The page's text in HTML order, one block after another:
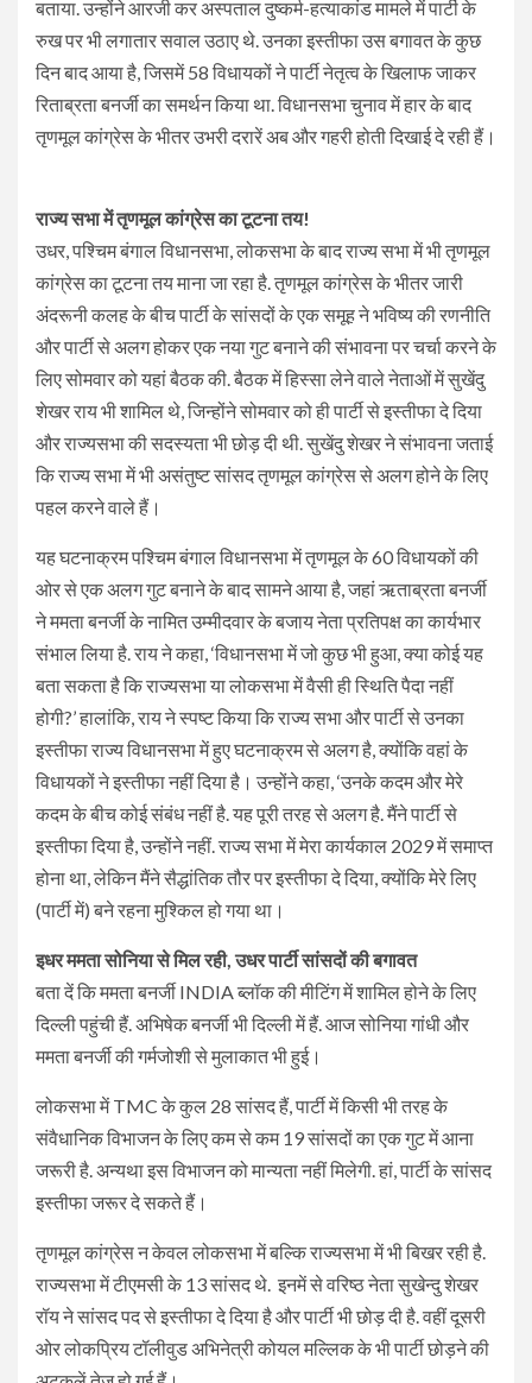
बताया. उन्होंने आरजी कर अस्पताल दुष्कर्म-हत्याकांड मामले में पार्टी के
रुख पर भी लगातार सवाल उठाए थे. उनका इस्तीफा उस बगावत के कुछ
दिन बाद आया है, जिसमें 58 विधायकों ने पार्टी नेतृत्व के खिलाफ जाकर
रिताब्रता बनर्जी का समर्थन किया था. विधानसभा चुनाव में हार के बाद
तृणमूल कांग्रेस के भीतर उभरी दरारें अब और गहरी होती दिखाई दे रही हैं।
राज्य सभा में तृणमूल कांग्रेस का टूटना तय!
उधर, पश्चिम बंगाल विधानसभा, लोकसभा के बाद राज्य सभा में भी तृणमूल
कांग्रेस का टूटना तय माना जा रहा है. तृणमूल कांग्रेस के भीतर जारी
अंदरूनी कलह के बीच पार्टी के सांसदों के एक समूह ने भविष्य की रणनीति
और पार्टी से अलग होकर एक नया गुट बनाने की संभावना पर चर्चा करने के
लिए सोमवार को यहां बैठक की. बैठक में हिस्सा लेने वाले नेताओं में सुखेंदु
शेखर राय भी शामिल थे, जिन्होंने सोमवार को ही पार्टी से इस्तीफा दे दिया
और राज्यसभा की सदस्यता भी छोड़ दी थी. सुखेंदु शेखर ने संभावना जताई
कि राज्य सभा में भी असंतुष्ट सांसद तृणमूल कांग्रेस से अलग होने के लिए
पहल करने वाले हैं।
यह घटनाक्रम पश्चिम बंगाल विधानसभा में तृणमूल के 60 विधायकों की
ओर से एक अलग गुट बनाने के बाद सामने आया है, जहां ऋताब्रता बनर्जी
ने ममता बनर्जी के नामित उम्मीदवार के बजाय नेता प्रतिपक्ष का कार्यभार
संभाल लिया है. राय ने कहा, ‘विधानसभा में जो कुछ भी हुआ, क्या कोई यह
बता सकता है कि राज्यसभा या लोकसभा में वैसी ही स्थिति पैदा नहीं
होगी?’ हालांकि, राय ने स्पष्ट किया कि राज्य सभा और पार्टी से उनका
इस्तीफा राज्य विधानसभा में हुए घटनाक्रम से अलग है, क्योंकि वहां के
विधायकों ने इस्तीफा नहीं दिया है। उन्होंने कहा, ‘उनके कदम और मेरे
कदम के बीच कोई संबंध नहीं है. यह पूरी तरह से अलग है. मैंने पार्टी से
इस्तीफा दिया है, उन्होंने नहीं. राज्य सभा में मेरा कार्यकाल 2029 में समाप्त
होना था, लेकिन मैंने सैद्धांतिक तौर पर इस्तीफा दे दिया, क्योंकि मेरे लिए
(पार्टी में) बने रहना मुश्किल हो गया था।
इधर ममता सोनिया से मिल रही, उधर पार्टी सांसदों की बगावत
बता दें कि ममता बनर्जी INDIA ब्लॉक की मीटिंग में शामिल होने के लिए
दिल्ली पहुंची हैं. अभिषेक बनर्जी भी दिल्ली में हैं. आज सोनिया गांधी और
ममता बनर्जी की गर्मजोशी से मुलाकात भी हुई।
लोकसभा में TMC के कुल 28 सांसद हैं, पार्टी में किसी भी तरह के
संवैधानिक विभाजन के लिए कम से कम 19 सांसदों का एक गुट में आना
जरूरी है. अन्यथा इस विभाजन को मान्यता नहीं मिलेगी. हां, पार्टी के सांसद
इस्तीफा जरूर दे सकते हैं।
तृणमूल कांग्रेस न केवल लोकसभा में बल्कि राज्यसभा में भी बिखर रही है.
राज्यसभा में टीएमसी के 13 सांसद थे. इनमें से वरिष्ठ नेता सुखेन्दु शेखर
रॉय ने सांसद पद से इस्तीफा दे दिया है और पार्टी भी छोड़ दी है. वहीं दूसरी
ओर लोकप्रिय टॉलीवुड अभिनेत्री कोयल मल्लिक के भी पार्टी छोड़ने की